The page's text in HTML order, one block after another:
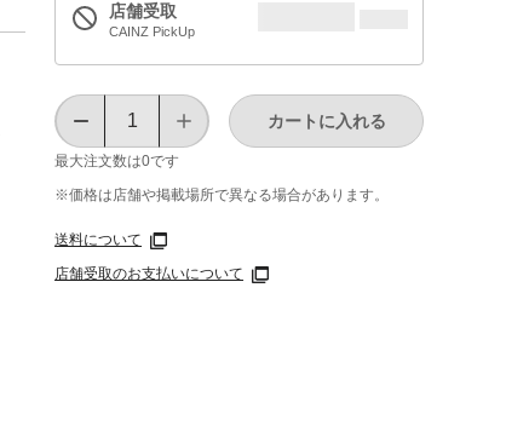
店舗受取
CAINZ PickUp
最大注文数は0です
カートに入れる
※価格は​店舗や​掲載場所で​異なる​場合が​あります。
送料について
店舗受取のお支払いについて